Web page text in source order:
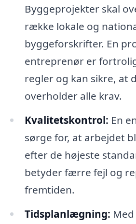
Byggeprojekter skal
række lokale og
byggeforskrifter. En
entreprenør er
regler og kan sikre, at
overholder alle krav.
Kvalitetskontrol: En
sørge for, at arbejdet
efter de højeste
betyder færre fejl og
fremtiden.
Tidsplanlægning: